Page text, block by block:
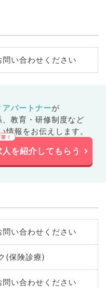
問い合わせください
パートナーが
教育・研修制度など
情報をお伝えします。
を紹介してもらう
問い合わせください
(保険診療)
問い合わせください